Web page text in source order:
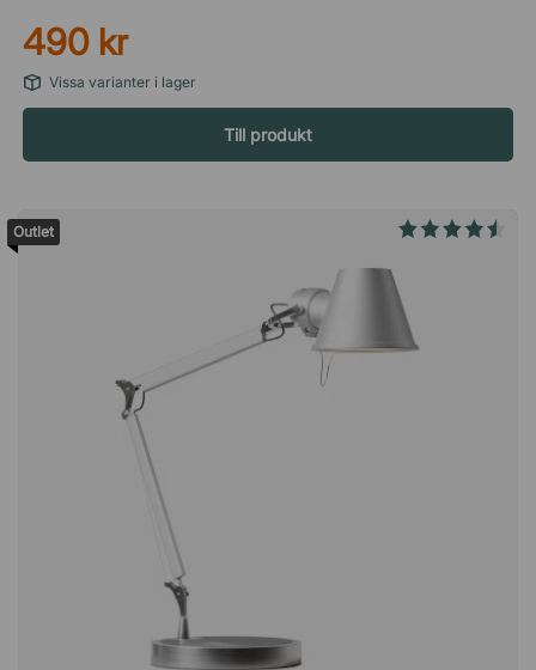
vilket gör den kompatibel med vilka ben eller underreden du
än väljer. Slipp repor och krånglig rengöring Bordsskivan är
lätt och består av en spånskiva av hög densitet med ett
ytskikt av laminat. Laminaten gör bordsskivan slitstark och
reptålig samtidigt som den är lätt att rengöra. Använd bara en
fuktad trasa för att torka bort kafferingar, damm och smulor.
mm). Slitstarkt laminat. Laminerad på bägge sidor. Lätt att
hålla ren. Kommer utan förborrade hål.En slitstark bordsskiva i
laminat med mått 80xx60 cm. Skapa ett personligt bord med
en design och storlek som passar ditt utrymme perfekt!
Spånskiva av hög densitet. Slitstarkt laminat på båda sidor.
490 kr
Vissa varianter i lager
Till produkt
Outlet